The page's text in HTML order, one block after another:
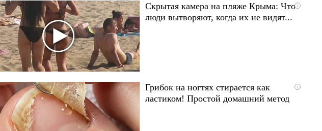
i
Скрытая камера на пляже Крыма: Что
люди вытворяют, когда их не видят...
i
Грибок на ногтях стирается как
ластиком! Простой домашний метод